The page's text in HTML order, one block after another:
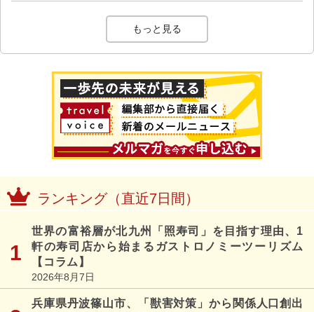
もっと見る
ランキング（直近7日間）
世界の富裕層が北九州「照寿司」を目指す理由、1
軒の寿司店から始まるガストロノミーツーリズム
【コラム】
2026年8月7日
兵庫県丹波篠山市、「獣害対策」から関係人口創出